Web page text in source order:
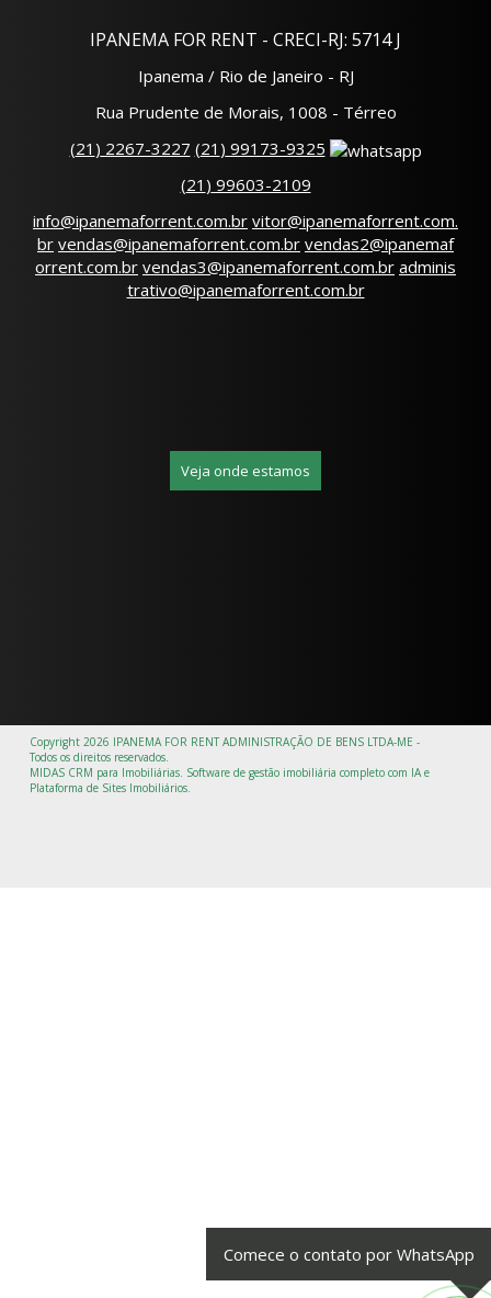
IPANEMA FOR RENT - CRECI-RJ: 5714 J
Ipanema / Rio de Janeiro - RJ
Rua Prudente de Morais, 1008 - Térreo
(21 ) 2267-3227 (21 ) 99173-9325
(21 ) 99603-2109
info@ipanemaforrent.com.br vitor@ipanemaforrent.com.
br vendas@ipanemaforrent.com.br vendas2@ipanemaf
orrent.com.br vendas3@ipanemaforrent.com.br adminis
trativo@ipanemaforrent.com.br
Veja onde estamos
Comece o contato por WhatsApp
Copyright 2026 IPANEMA FOR RENT ADMINISTRAÇÃO DE BENS LTDA-ME -
Todos os direitos reservados.
MIDAS CRM para Imobiliárias. Software de gestão imobiliária completo com IAe
Plataforma de Sites Imobiliários.